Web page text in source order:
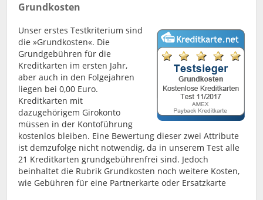
Grundkosten
Unser erstes Testkriterium sind
die »Grundkosten«. Die
Grundgebühren für die
Kreditkarten im ersten Jahr,
aber auch in den Folgejahren
liegen bei 0,00 Euro.
Kreditkarten mit
dazugehörigem Girokonto
müssen in der Kontoführung
kostenlos bleiben. Eine Bewertung dieser zwei Attribute
ist demzufolge nicht notwendig, da in unserem Test alle
21 Kreditkarten grundgebührenfrei sind. Jedoch
beinhaltet die Rubrik Grundkosten noch weitere Kosten,
wie Gebühren für eine Partnerkarte oder Ersatzkarte